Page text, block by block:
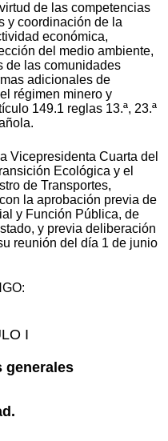
de las competencias
y coordinación de la
económica,
del medio ambiente,
de las comunidades
adicionales de
régimen minero y
149.1 reglas 13.ª, 23.ª
Vicepresidenta Cuarta del
Ecológica y el
de Transportes,
la aprobación previa de
y Función Pública, de
y previa deliberación
reunión del día 1 de junio
I
generales